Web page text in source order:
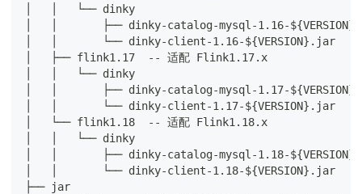
│   │   └── dinky
│   │       ├── dinky-catalog-mysql-1.16-
│   │       └── dinky-client-1.16-${VERSION}.jar
│   ├── flink1.17  -- 适配 Flink1.17.x
│   │   └── dinky
│   │       ├── dinky-catalog-mysql-1.17-
│   │       └── dinky-client-1.17-${VERSION}.jar
│   └── flink1.18  -- 适配 Flink1.18.x
│   │   └── dinky
│   │       ├── dinky-catalog-mysql-1.18-
│   │       └── dinky-client-1.18-${VERSION}.jar
├── jar